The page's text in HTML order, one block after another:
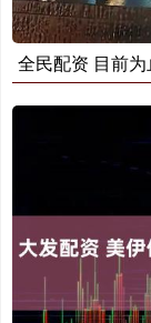
全民配资 目前